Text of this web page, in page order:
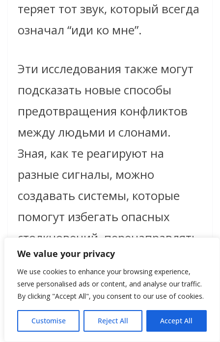
We value your privacy
We use cookies to enhance your browsing experience,
serve personalised ads or content, and analyse our traffic.
By clicking "Accept All", you consent to our use of cookies.
Customise Reject All Accept All
теряет тот звук, который всегда
означал “иди ко мне”.
Эти исследования также могут
подсказать новые способы
предотвращения конфликтов
между людьми и слонами.
Зная, как те реагируют на
разные сигналы, можно
создавать системы, которые
помогут избегать опасных
столкновений, перенаправлять
стада и защищать фермерские
угодья.
История про имена не делает